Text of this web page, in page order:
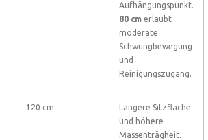
Aufhängungspunkt.
80 cm erlaubt
moderate
Schwungbewegung
und
Reinigungszugang.
120 cm
Längere Sitzfläche
und höhere
Massenträgheit.